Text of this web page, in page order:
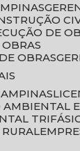
DE
OBRAS
AMBIENTAL